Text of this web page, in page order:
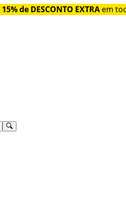
15% de DESCONTO EXTRA em